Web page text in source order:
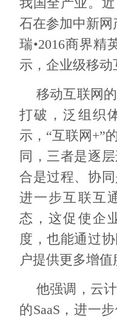
我国全产业。
石在参加中新网
瑞•2016商界精
示，企业级移动
移动互联网
打破，泛组织
示，“互联网+”
同，三者是逐
合是过程、协
进一步互联互
态，这促使企
度，也能通过
户提供更多增值
他强调，云
的SaaS，进一